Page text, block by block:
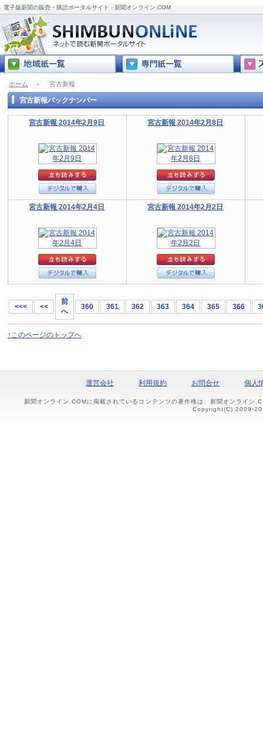
電子版新聞の販売・購読ポータルサイト - 新聞オンライン.COM
ホーム ＞ 宮古新報
宮古新報バックナンバー
宮古新報 2014年2月9日 宮古新報 2014年2月8日
宮古新報 2014年2月4日 宮古新報 2014年2月2日
<<< <<
前
へ
360 361 362 363 364 365 366
↑このページのトップへ
運営会社 利用規約 お問合せ 個人
新聞オンライン.COMに掲載されているコンテンツの著作権は、新聞オンライン
Copyright(C) 2009-